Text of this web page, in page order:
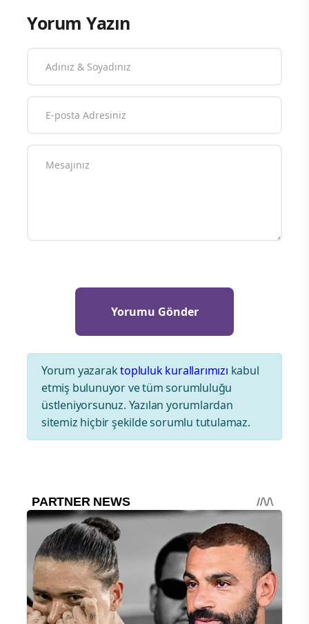
Yorum Yazın
Yorum yazaraktopluluk kurallarımızı kabul
etmiş bulunuyor ve tüm sorumluluğu
üstleniyorsunuz. Yazılan yorumlardan
sitemiz hiçbir şekilde sorumlu tutulamaz.